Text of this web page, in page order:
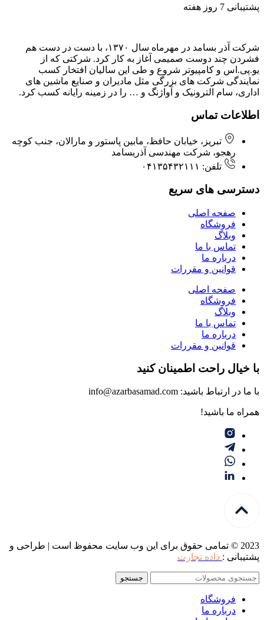
پشتیبانی 7 روز هفته
شرکت آذر بسامد در مهرماه سال ۱۳۷۰، با دست در دست هم
فشردن ‌چند دوست صمیمی آغاز به کار کرد. شرکتی که از
یو.پی.اس و کامپیوتر شروع و طی این سالیان افتخار کسب
نمایندگی شرکت های بزرگی مثل مادیران و صنایع ماشین های
اداری، سام الترونیک و آواژنگ و … را در زمینه رایانه کسب کرد.
اطلاعات تماس
تبریز، خیابان حافظ، مابین پاستور و مارالان، جنب کوچه
رهجو، شرکت مهندسی آذربسامد
تلفن: ۰۴۱۳۵۴۳۲۱۱۱
دسترسی های سریع
صفحه اصلی
فروشگاه
وبلاگ
تماس با ما
درباره ما
قوانین و مقررات
صفحه اصلی
فروشگاه
وبلاگ
تماس با ما
درباره ما
قوانین و مقررات
با خیال راحت اطمینان کنید
با ما در ارتباط باشید: info@azarbasamad.com
همراه ما باشید!
2023 © تمامی حقوق برای این وب سایت محفوظ است | طراحی و
پشتیبانی : داده تجارت
جستجو
فروشگاه
درباره ما